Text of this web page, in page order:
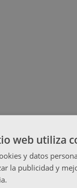
web utiliza
y datos
la publicidad y